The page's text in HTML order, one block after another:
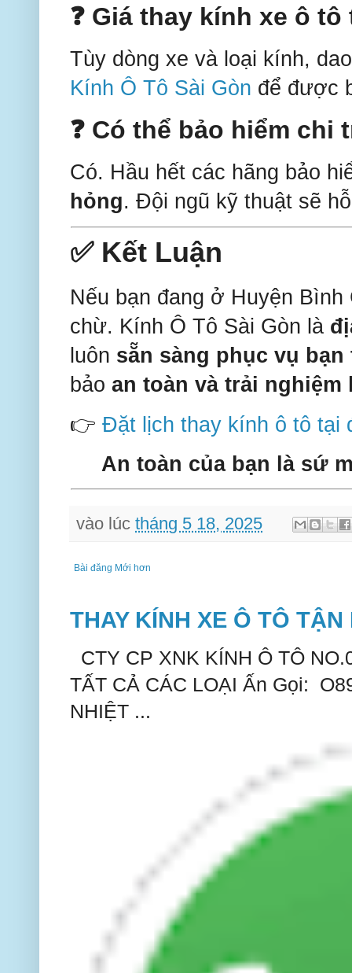
❓ Giá thay kính xe ô
Tùy dòng xe và loại kính,
Kính Ô Tô Sài Gòn để được
❓ Có thể bảo hiểm
Có. Hầu hết các hãng bảo
hỏng. Đội ngũ kỹ thuật sẽ
✅ Kết Luận
Nếu bạn đang ở Huyện
chừ. Kính Ô Tô Sài Gòn là
luôn sẵn sàng phục vụ
bảoan toàn và trải nghiệm
👉Đặt lịch thay kính ô tô tại
An toàn của bạn là sứ
vào lúctháng 5 18, 2025
Bài đăng Mới hơn
THAY KÍNH XE Ô TÔ
CTY CP XNK KÍNH Ô TÔ
TẤT CẢ CÁC LOẠI Ấn Gọi:
NHIỆT ...